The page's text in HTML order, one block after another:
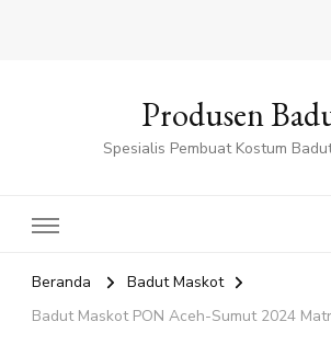
Produsen
Spesialis Pembuat Kostum
Beranda
Badut Maskot
Badut Maskot PON Aceh-Sumut 2024